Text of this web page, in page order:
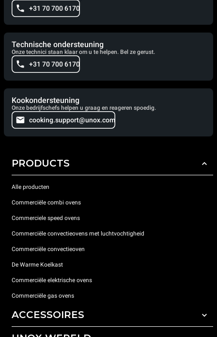
+31 70 700 6170
Technische ondersteuning
Onze technici staan klaar om u te helpen. Bel ze gerust.
+31 70 700 6170
Kookondersteuning
Onze bedrijfschefs helpen u graag en reageren spoedig.
cooking.support@unox.com
PRODUCTS
Alle producten
Commerciële combi ovens
Commerciele speed ovens
Commerciële convectieovens met luchtvochtigheid
Commerciële convectieoven
De Warme Koelkast
Commerciële elektrische ovens
Commerciële gas ovens
ACCESSOIRES